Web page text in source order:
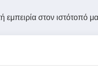
εμπειρία στον ιστότοπό